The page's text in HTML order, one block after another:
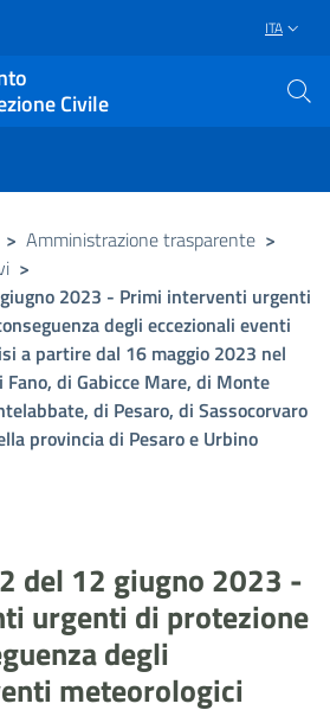
ITA
Civile
su Facebook
su Twitter
su LinkedIn
> Amministrazione trasparente >
>
2023 - Primi interventi urgenti
degli eccezionali eventi
a partire dal 16 maggio 2023 nel
di Gabicce Mare, di Monte
di Pesaro, di Sassocorvaro
provincia di Pesaro e Urbino
del 12 giugno 2023 -
urgenti di protezione
degli
meteorologici